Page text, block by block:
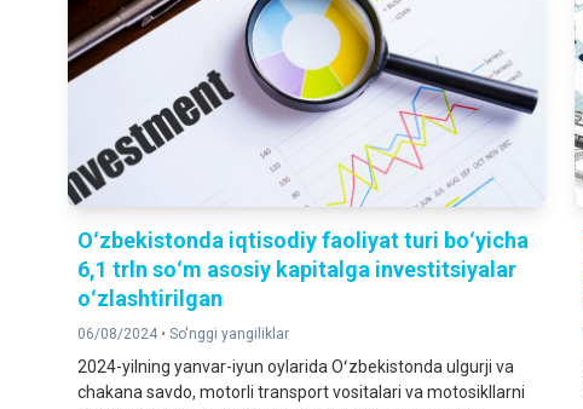
Oʻzbekistonda iqtisodiy faoliyat turi boʻyicha
6,1 trln soʻm asosiy kapitalga investitsiyalar
oʻzlashtirilgan
06/08/2024 • So'nggi yangiliklar
2024-yilning yanvar-iyun oylarida Oʻzbekistonda ulgurji va
chakana savdo, motorli transport vositalari va motosikllarni